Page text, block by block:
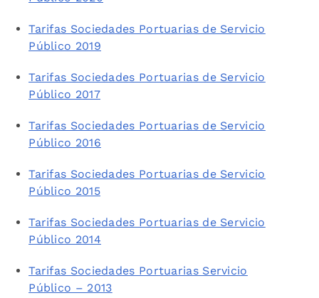
Tarifas Sociedades Portuarias de Servicio
Público 2019
Tarifas Sociedades Portuarias de Servicio
Público 2017
Tarifas Sociedades Portuarias de Servicio
Público 2016
Tarifas Sociedades Portuarias de Servicio
Público 2015
Tarifas Sociedades Portuarias de Servicio
Público 2014
Tarifas Sociedades Portuarias Servicio
Público – 2013